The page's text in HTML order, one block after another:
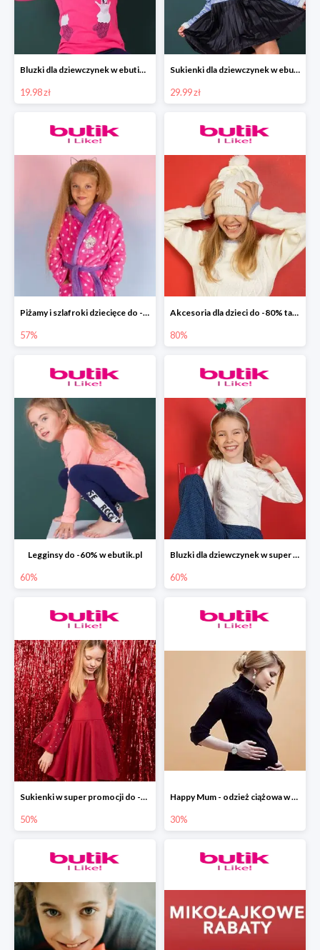
Bluzki dla dziewczynek w ebutik.pl od 19,99zł.
19.98 zł
Sukienki dla dziewczynek w ebutik.pl od 29,99zł
29.99 zł
Piżamy i szlafroki dziecięce do -57% w ebutik.pl
57%
Akcesoria dla dzieci do -80% tanie w ebutik.pl
80%
Legginsy do -60% w ebutik.pl
60%
Bluzki dla dziewczynek w super cenach do -60% taniej w ebutik.pl
60%
Sukienki w super promocji do -50 % w ebutik.pl
50%
Happy Mum - odzież ciążowa w promocyjnych cenach w ebutik.pl
30%